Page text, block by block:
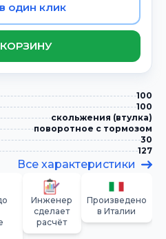
один клик
100
100
скольжения (втулка)
поворотное с тормозом
30
127
Все характеристики
Инженер
сделает
расчёт
Произведено
в Италии